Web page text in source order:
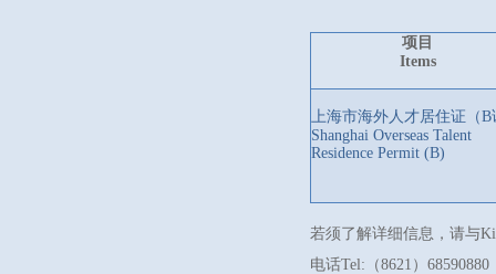
项目
Items
上海市海外人才居住证（B
Shanghai Overseas Talent
Residence Permit (B)
若须了解详细信息，请与
电话Tel:（8621）